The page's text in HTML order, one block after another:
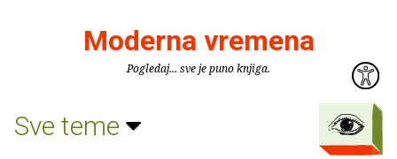
Moderna vremena
Pogledaj... sve je puno knjiga.
Sve teme